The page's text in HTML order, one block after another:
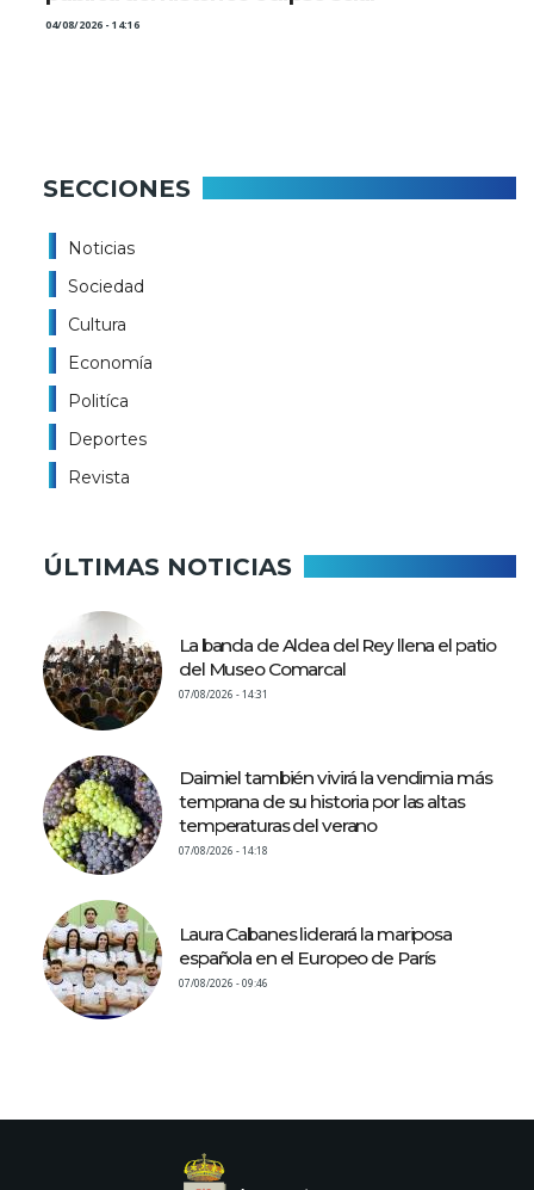
04/08/2026 - 14:16
SECCIONES
Noticias
Sociedad
Cultura
Economía
Politíca
Deportes
Revista
ÚLTIMAS NOTICIAS
La banda de Aldea del Rey llena el patio
del Museo Comarcal
07/08/2026 - 14:31
Daimiel también vivirá la vendimia más
temprana de su historia por las altas
temperaturas del verano
07/08/2026 - 14:18
Laura Cabanes liderará la mariposa
española en el Europeo de París
07/08/2026 - 09:46